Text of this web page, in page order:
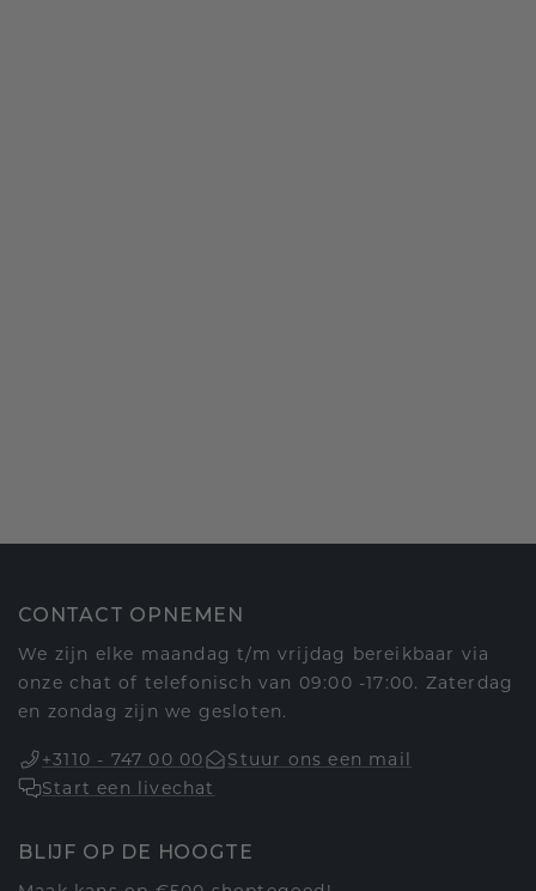
CONTACT OPNEMEN
We zijn elke maandag t/m vrijdag bereikbaar via
onze chat of telefonisch van 09:00 -17:00. Zaterdag
en zondag zijn we gesloten.
+3110 - 747 00 00
Stuur ons een mail
Start een livechat
BLIJF OP DE HOOGTE